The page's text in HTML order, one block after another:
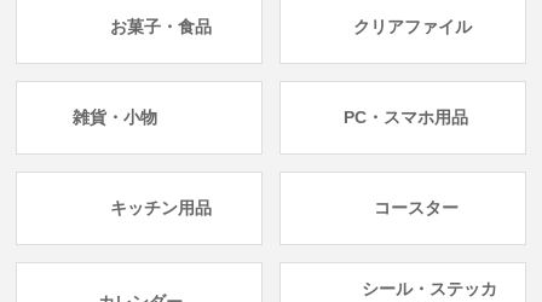
お菓子・食品 クリアファイル
雑貨・小物 PC・スマホ用品
キッチン用品 コースター
シール・ステッカ